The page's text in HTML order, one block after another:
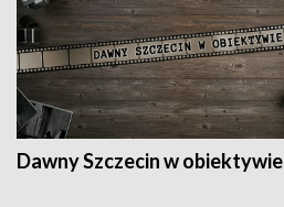
Dawny Szczecin w obiektywie